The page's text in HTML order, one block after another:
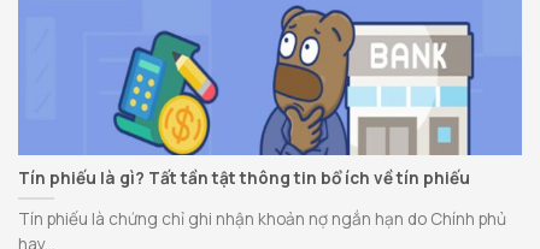
Tín phiếu là gì? Tất tần tật thông tin bổ ích về tín phiếu
Tín phiếu là chứng chỉ ghi nhận khoản nợ ngắn hạn do Chính phủ
hay...